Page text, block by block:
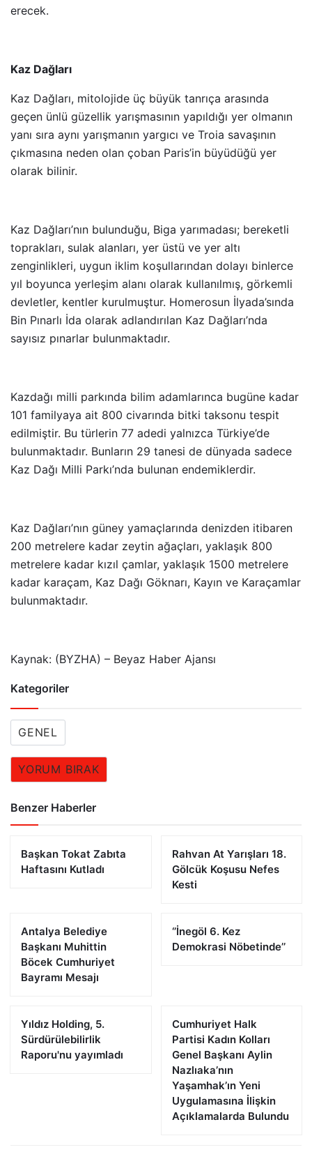
erecek.
Kaz Dağları
Kaz Dağları, mitolojide üç büyük tanrıça arasında
geçen ünlü güzellik yarışmasının yapıldığı yer olmanın
yanı sıra aynı yarışmanın yargıcı ve Troia savaşının
çıkmasına neden olan çoban Paris’in büyüdüğü yer
olarak bilinir.
Kaz Dağları’nın bulunduğu, Biga yarımadası; bereketli
toprakları, sulak alanları, yer üstü ve yer altı
zenginlikleri, uygun iklim koşullarından dolayı binlerce
yıl boyunca yerleşim alanı olarak kullanılmış, görkemli
devletler, kentler kurulmuştur. Homerosun İlyada’sında
Bin Pınarlı İda olarak adlandırılan Kaz Dağları’nda
sayısız pınarlar bulunmaktadır.
Kazdağı milli parkında bilim adamlarınca bugüne kadar
101 familyaya ait 800 civarında bitki taksonu tespit
edilmiştir. Bu türlerin 77 adedi yalnızca Türkiye’de
bulunmaktadır. Bunların 29 tanesi de dünyada sadece
Kaz Dağı Milli Parkı’nda bulunan endemiklerdir.
Kaz Dağları’nın güney yamaçlarında denizden itibaren
200 metrelere kadar zeytin ağaçları, yaklaşık 800
metrelere kadar kızıl çamlar, yaklaşık 1500 metrelere
kadar karaçam, Kaz Dağı Göknarı, Kayın ve Karaçamlar
bulunmaktadır.
Kaynak: (BYZHA) – Beyaz Haber Ajansı
Kategoriler
GENEL
YORUM BIRAK
Benzer Haberler
Başkan Tokat Zabıta
Haftasını Kutladı
Rahvan At Yarışları 18.
Gölcük Koşusu Nefes
Kesti
Antalya Belediye
Başkanı Muhittin
Böcek Cumhuriyet
Bayramı Mesajı
‘’İnegöl 6. Kez
Demokrasi Nöbetinde’’
Yıldız Holding, 5.
Sürdürülebilirlik
Raporu'nu yayımladı
Cumhuriyet Halk
Partisi Kadın Kolları
Genel Başkanı Aylin
Nazlıaka’nın
Yaşamhak’ın Yeni
Uygulamasına İlişkin
Açıklamalarda Bulundu